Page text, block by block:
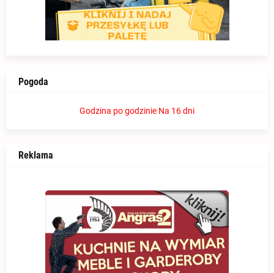
Pogoda
Godzina po godzinie Na 16 dni
Reklama